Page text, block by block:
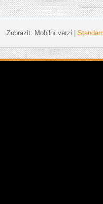
Zobrazit: Mobilní verzi